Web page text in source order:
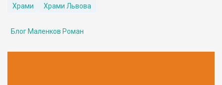
Храми Храми Львова
Блог Маленков Роман